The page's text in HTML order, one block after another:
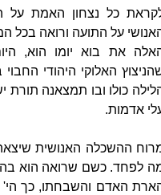
כל נצחון האמת על
על התועה ורואה בכל
את בוא יומו הוא,
האלוקי היהודי החבוי
כולו ובו תמצאנה תורת
אדמות.
ההשכלה האנושית
לפחד. כשם שרואה הוא בה
האדם והשבחתו, כך הי'